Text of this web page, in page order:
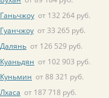
Ганьчжоу от 132 264 руб.
Гуанчжоу от 33 265 руб.
Далянь от 126 529 руб.
Куаньдян от 102 903 руб.
Куньмин от 88 321 руб.
Лхаса от 187 718 руб.